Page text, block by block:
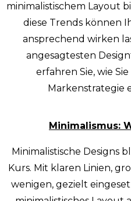
minimalistischem Layout
diese Trends können
ansprechend wirken
angesagtesten
erfahren Sie, wie
Markenstrategie
Minimalismus:
Minimalistische Designs
Kurs. Mit klaren Linien,
wenigen, gezielt